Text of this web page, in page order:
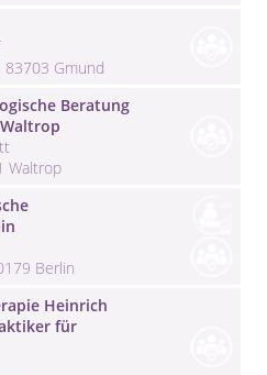
83703 Gmund
Beratung
Waltrop
Berlin
Heinrich
für